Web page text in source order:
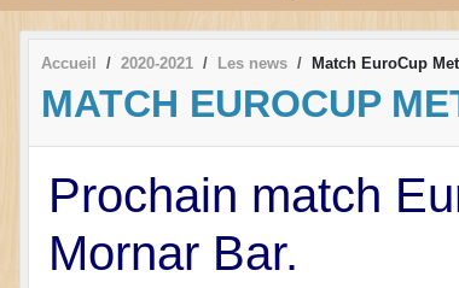
Accueil 2020-2021 Les news Match EuroCup
MATCH EUROCUP
Prochain match
Mornar Bar.